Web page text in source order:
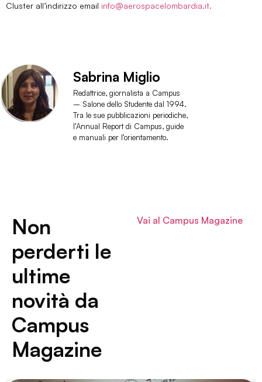
Cluster all’indirizzo email info@aerospacelombardia.it.
Sabrina Miglio
Redattrice, giornalista a Campus
– Salone dello Studente dal 1994.
Tra le sue pubblicazioni periodiche,
l’Annual Report di Campus, guide
e manuali per l’orientamento.
Non
perderti le
ultime
novità da
Campus
Magazine
Vai al Campus Magazine